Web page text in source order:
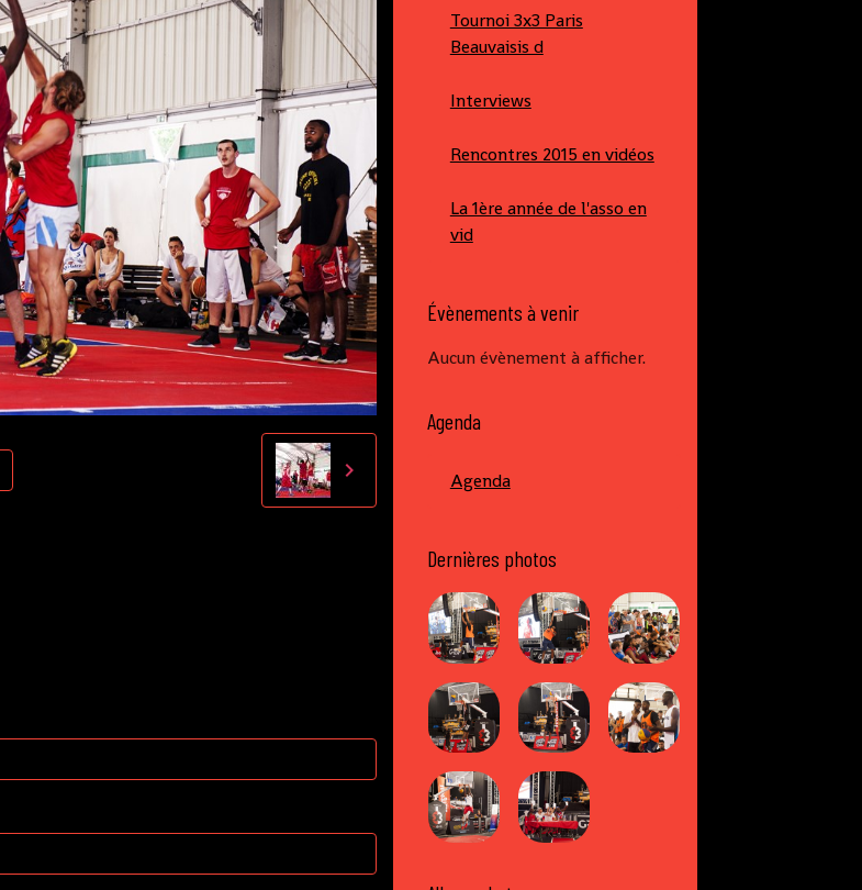
Tournoi 3x3 Paris
Beauvaisis d
Interviews
Rencontres 2015 en vidéos
La 1ère année de l'asso en
vid
Évènements à venir
Aucun évènement à afficher.
Agenda
Agenda
Dernières photos